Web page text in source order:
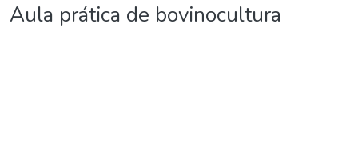
Aula prática de bovinocultura